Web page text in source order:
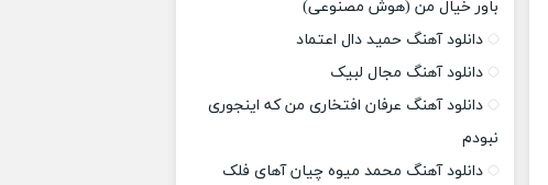
باور خیال من (هوش مصنوعی)
دانلود آهنگ حمید دال اعتماد
دانلود آهنگ مجال لبیک
دانلود آهنگ عرفان افتخاری من که اینجوری
نبودم
دانلود آهنگ محمد میوه چیان آهای فلک